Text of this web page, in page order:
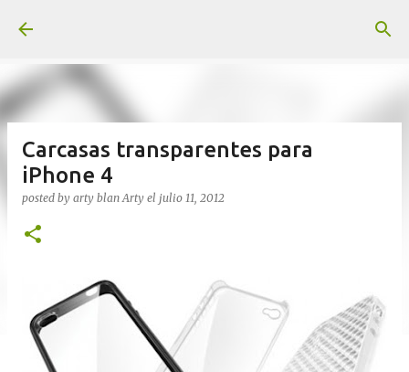
Carcasas transparentes para
iPhone 4
posted by arty blanArty el julio 11, 2012